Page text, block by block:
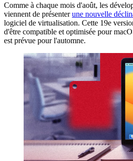
Comme à chaque mois d'août, les
viennent de présenterune nouvelle
logiciel de virtualisation. Cette 19e
d'être compatible et optimisée pour
est prévue pour l'automne.